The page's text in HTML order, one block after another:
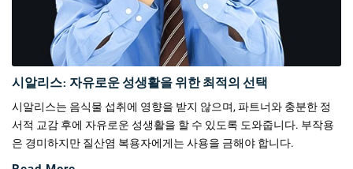
시알리스: 자유로운 성생활을 위한 최적의 선택
시알리스는 음식물 섭취에 영향을 받지 않으며, 파트너와 충분한 정
서적 교감 후에 자유로운 성생활을 할 수 있도록 도와줍니다. 부작용
은 경미하지만 질산염 복용자에게는 사용을 금해야 합니다.